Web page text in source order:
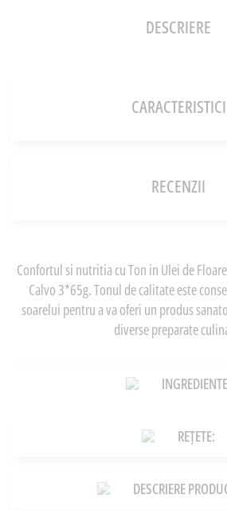
DESCRIERE
CARACTERISTICI
RECENZII
Confortul si nutritia cu Ton in Ulei de
Calvo 3*65g. Tonul de calitate este
soarelui pentru a va oferi un produs
diverse preparate
REȚETE:
DESCRIERE